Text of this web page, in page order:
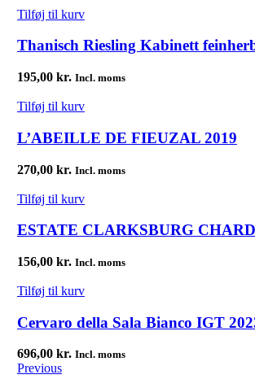
Tilføj til kurv
Thanisch Riesling Kabinett
195,00 kr. Incl. moms
Tilføj til kurv
L’ABEILLE DE FIEUZAL 2019
270,00 kr. Incl. moms
Tilføj til kurv
ESTATE CLARKSBURG
156,00 kr. Incl. moms
Tilføj til kurv
Cervaro della Sala Bianco IGT
696,00 kr. Incl. moms
Previous